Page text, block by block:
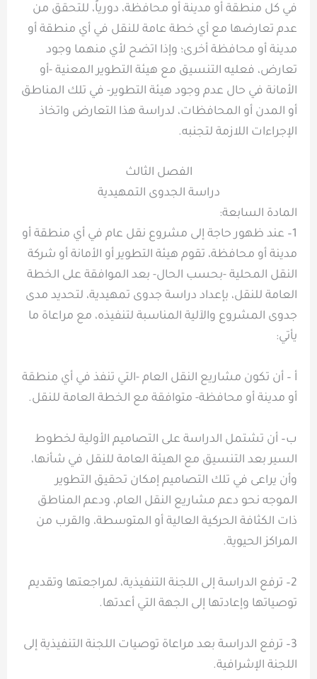
في كل منطقة أو مدينة أو محافظة، دورياً، للتحقق من
عدم تعارضها مع أي خطة عامة للنقل في أي منطقة أو
مدينة أو محافظة أخرى؛ وإذا اتضح لأي منهما وجود
تعارض، فعليه التنسيق مع هيئة التطوير المعنية -أو
الأمانة في حال عدم وجود هيئة التطوير- في تلك المناطق
أو المدن أو المحافظات، لدراسة هذا التعارض واتخاذ
الإجراءات اللازمة لتجنبه.
الفصل الثالث
دراسة الجدوى التمهيدية
المادة السابعة:
1– عند ظهور حاجة إلى مشروع نقل عام في أي منطقة أو
مدينة أو محافظة، تقوم هيئة التطوير أو الأمانة أو شركة
النقل المحلية -بحسب الحال- بعد الموافقة على الخطة
العامة للنقل، بإعداد دراسة جدوى تمهيدية، لتحديد مدى
جدوى المشروع والآلية المناسبة لتنفيذه، مع مراعاة ما
يأتي:
أ – أن تكون مشاريع النقل العام -التي تنفذ في أي منطقة
أو مدينة أو محافظة- متوافقة مع الخطة العامة للنقل.
ب– أن تشتمل الدراسة على التصاميم الأولية لخطوط
السير بعد التنسيق مع الهيئة العامة للنقل في شأنها،
وأن يراعى في تلك التصاميم إمكان تحقيق التطوير
الموجه نحو دعم مشاريع النقل العام، ودعم المناطق
ذات الكثافة الحركية العالية أو المتوسطة، والقرب من
المراكز الحيوية.
2– ترفع الدراسة إلى اللجنة التنفيذية، لمراجعتها وتقديم
توصياتها وإعادتها إلى الجهة التي أعدتها.
3– ترفع الدراسة بعد مراعاة توصيات اللجنة التنفيذية إلى
اللجنة الإشرافية.